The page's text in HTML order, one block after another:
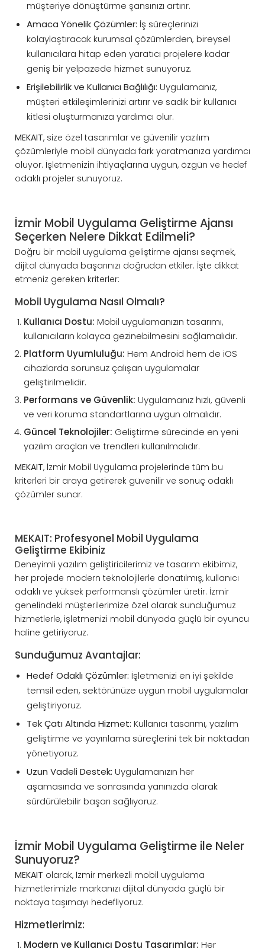
müşteriye dönüştürme şansınızı artırır.
Amaca Yönelik Çözümler: İş süreçlerinizi
kolaylaştıracak kurumsal çözümlerden, bireysel
kullanıcılara hitap eden yaratıcı projelere kadar
geniş bir yelpazede hizmet sunuyoruz.
Erişilebilirlik ve Kullanıcı Bağlılığı: Uygulamanız,
müşteri etkileşimlerinizi artırır ve sadık bir kullanıcı
kitlesi oluşturmanıza yardımcı olur.
MEKAIT, size özel tasarımlar ve güvenilir yazılım
çözümleriyle mobil dünyada fark yaratmanıza yardımcı
oluyor. İşletmenizin ihtiyaçlarına uygun, özgün ve hedef
odaklı projeler sunuyoruz.
İzmir Mobil Uygulama Geliştirme Ajansı
Seçerken Nelere Dikkat Edilmeli?
Doğru bir mobil uygulama geliştirme ajansı seçmek,
dijital dünyada başarınızı doğrudan etkiler. İşte dikkat
etmeniz gereken kriterler:
Mobil Uygulama Nasıl Olmalı?
Kullanıcı Dostu: Mobil uygulamanızın tasarımı,
kullanıcıların kolayca gezinebilmesini sağlamalıdır.
Platform Uyumluluğu: Hem Android hem de iOS
cihazlarda sorunsuz çalışan uygulamalar
geliştirilmelidir.
Performans ve Güvenlik: Uygulamanız hızlı, güvenli
ve veri koruma standartlarına uygun olmalıdır.
Güncel Teknolojiler: Geliştirme sürecinde en yeni
yazılım araçları ve trendleri kullanılmalıdır.
MEKAIT, İzmir Mobil Uygulama projelerinde tüm bu
kriterleri bir araya getirerek güvenilir ve sonuç odaklı
çözümler sunar.
MEKAIT: Profesyonel Mobil Uygulama
Geliştirme Ekibiniz
Deneyimli yazılım geliştiricilerimiz ve tasarım ekibimiz,
her projede modern teknolojilerle donatılmış, kullanıcı
odaklı ve yüksek performanslı çözümler üretir. İzmir
genelindeki müşterilerimize özel olarak sunduğumuz
hizmetlerle, işletmenizi mobil dünyada güçlü bir oyuncu
haline getiriyoruz.
Sunduğumuz Avantajlar:
Hedef Odaklı Çözümler: İşletmenizi en iyi şekilde
temsil eden, sektörünüze uygun mobil uygulamalar
geliştiriyoruz.
Tek Çatı Altında Hizmet: Kullanıcı tasarımı, yazılım
geliştirme ve yayınlama süreçlerini tek bir noktadan
yönetiyoruz.
Uzun Vadeli Destek: Uygulamanızın her
aşamasında ve sonrasında yanınızda olarak
sürdürülebilir başarı sağlıyoruz.
İzmir Mobil Uygulama Geliştirme ile Neler
Sunuyoruz?
MEKAIT olarak, İzmir merkezli mobil uygulama
hizmetlerimizle markanızı dijital dünyada güçlü bir
noktaya taşımayı hedefliyoruz.
Hizmetlerimiz:
Modern ve Kullanıcı Dostu Tasarımlar: Her